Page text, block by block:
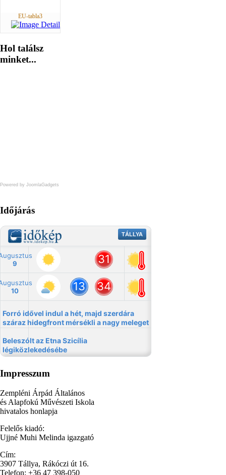
EU-tabla3
Hol találsz
minket...
Powered by JoomlaGadgets
Időjárás
Impresszum
Zempléni Árpád Általános
és Alapfokú Művészeti Iskola
hivatalos honlapja
Felelős kiadó:
Ujjné Muhi Melinda igazgató
Cím:
3907 Tállya, Rákóczi út 16.
Telefon: +36 47 398-050